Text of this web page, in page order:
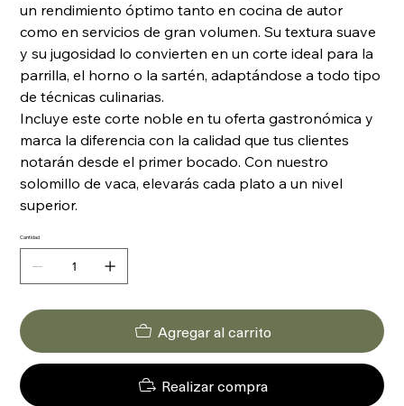
un rendimiento óptimo tanto en cocina de autor
como en servicios de gran volumen. Su textura suave
y su jugosidad lo convierten en un corte ideal para la
parrilla, el horno o la sartén, adaptándose a todo tipo
de técnicas culinarias.
Incluye este corte noble en tu oferta gastronómica y
marca la diferencia con la calidad que tus clientes
notarán desde el primer bocado. Con nuestro
solomillo de vaca, elevarás cada plato a un nivel
superior.
Cantidad
Agregar al carrito
Realizar compra